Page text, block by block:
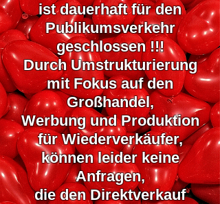
ist dauerhaft für den
Publikumsverkehr
geschlossen !!!
Durch Umstrukturierung
mit Fokus auf den
Großhandel,
Werbung und Produktion
für Wiederverkäufer,
können leider keine
Anfragen,
die den Direktverkauf